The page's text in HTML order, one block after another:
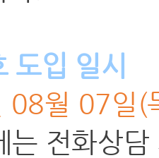
입 일시
08월 07일(
전화상담